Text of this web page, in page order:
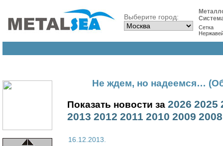
Выберите город:
Сетка
Не ждем, но надеемся…
Показать новости за 2026 2025
2013 2012 2011 2010 2009 2008
16.12.2013.